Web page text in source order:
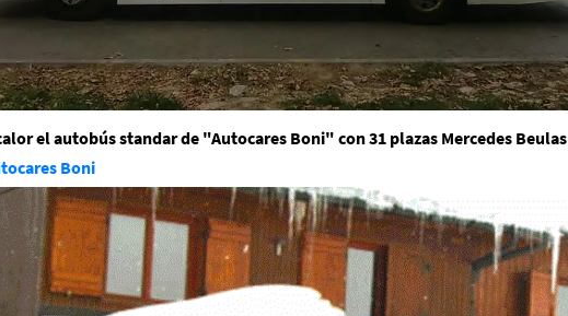
el autobús standar de "Autocares Boni" con 31 plazas Mercedes Beulas
Boni